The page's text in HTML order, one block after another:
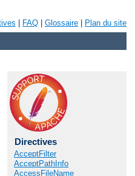
FAQ Glossaire Plan du site
Directives
AcceptFilter
AcceptPathInfo
AccessFileName